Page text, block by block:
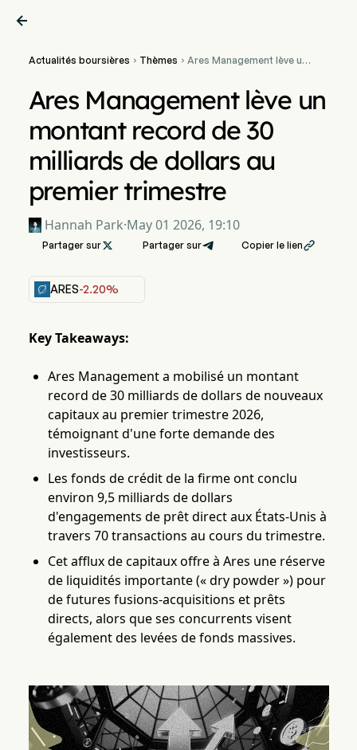

Actualités boursières  Thèmes  Ares Management lève un
premier trimestre
Ares Management lève un
montant record de 30
milliards de dollars au
premier trimestre
Hannah Park·May 01 2026, 19:10
Partager sur Partager sur Copier le lien
ARES-2.20%
Key Takeaways:
Ares Management a mobilisé un montant
record de 30 milliards de dollars de nouveaux
capitaux au premier trimestre 2026,
témoignant d'une forte demande des
investisseurs.
Les fonds de crédit de la firme ont conclu
environ 9,5 milliards de dollars
d'engagements de prêt direct aux États-Unis à
travers 70 transactions au cours du trimestre.
Cet afflux de capitaux offre à Ares une réserve
de liquidités importante (« dry powder ») pour
de futures fusions-acquisitions et prêts
directs, alors que ses concurrents visent
également des levées de fonds massives.